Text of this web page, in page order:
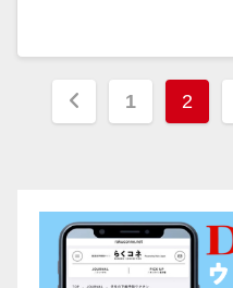
投
ペ
ー
1 2